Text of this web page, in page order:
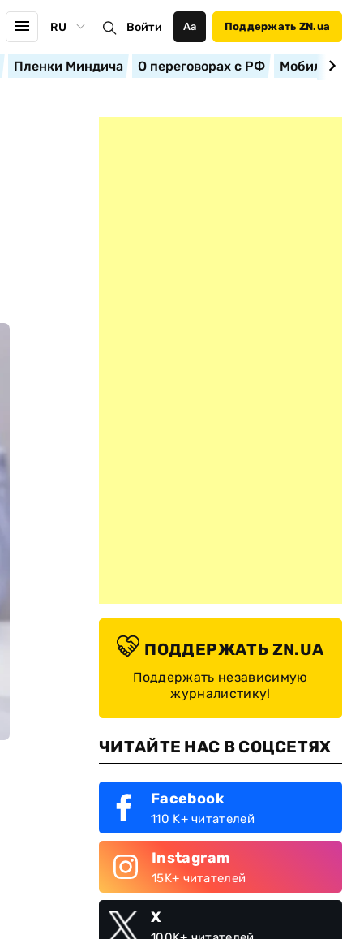
RU Войти Аа Поддержать ZN.ua
Пленки Миндича О переговорах с РФ
ПОДДЕРЖАТЬ ZN.UA
Поддержать независимую
журналистику!
ЧИТАЙТЕ НАС В СОЦСЕТЯХ
Facebook
110 K+ читателей
Instagram
15K+ читателей
X